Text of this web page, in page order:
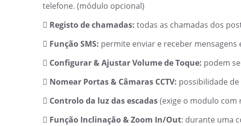
telefone. (módulo opcional)
 Registo de chamadas: todas as chamadas dos
 Função SMS: permite enviar e receber
 Configurar & Ajustar Volume de Toque: podem
 Nomear Portas & Câmaras CCTV: possibilidade
 Controlo da luz das escadas(exige o modulo com
 Função Inclinação & Zoom In/Out: durante uma